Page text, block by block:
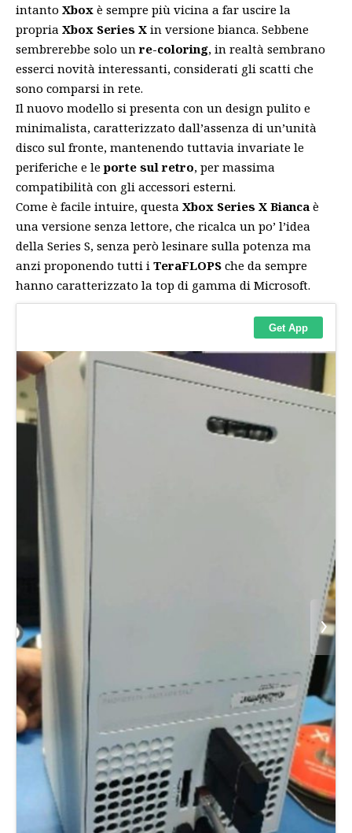
intanto Xbox è sempre più vicina a far uscire la
propria Xbox Series X in versione bianca. Sebbene
sembrerebbe solo unre-coloring, in realtà sembrano
esserci novità interessanti, considerati gli scatti che
sono comparsi in rete.
Il nuovo modello si presenta con un design pulito e
minimalista, caratterizzato dall’assenza di un’unità
disco sul fronte, mantenendo tuttavia invariate le
periferiche e leporte sul retro, per massima
compatibilità con gli accessori esterni.
Come è facile intuire, questa Xbox Series X Bianca è
una versione senza lettore, che ricalca un po’ l’idea
della Series S, senza però lesinare sulla potenza ma
anzi proponendo tutti i TeraFLOPS che da sempre
hanno caratterizzato la top di gamma di Microsoft.